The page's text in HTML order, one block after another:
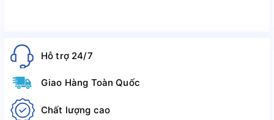
Hỗ trợ 24/7
Giao Hàng Toàn Quốc
Chất lượng cao